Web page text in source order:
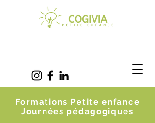
Formations Petite enfance
Journées pédagogiques